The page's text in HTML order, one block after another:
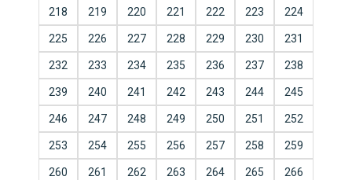
218 219 220 221 222 223 224
225 226 227 228 229 230 231
232 233 234 235 236 237 238
239 240 241 242 243 244 245
246 247 248 249 250 251 252
253 254 255 256 257 258 259
260 261 262 263 264 265 266